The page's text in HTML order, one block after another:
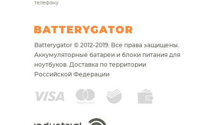
телефону
Batterygator © 2012-2019. Все права защищены.
Аккумуляторные батареи и блоки питания для
ноутбуков. Доставка по территории
Российской Федерации